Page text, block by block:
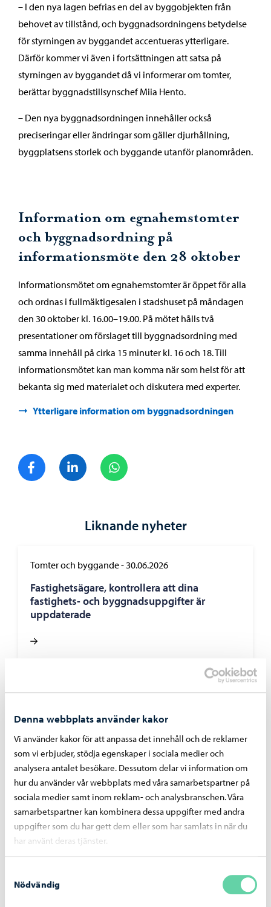
Denna webbplats använder kakor
Vi använder kakor för att anpassa det innehåll och de reklamer
som vi erbjuder, stödja egenskaper i sociala medier och
analysera antalet besökare. Dessutom delar vi information om
hur du använder vår webbplats med våra samarbetspartner på
sociala medier samt inom reklam- och analysbranschen. Våra
samarbetspartner kan kombinera dessa uppgifter med andra
uppgifter som du har gett dem eller som har samlats in när du
har använt deras tjänster.
Nödvändig
– I den nya lagen befrias en del av byggobjekten från
behovet av tillstånd, och byggnadsordningens betydelse
för styrningen av byggandet accentueras ytterligare.
Därför kommer vi även i fortsättningen att satsa på
styrningen av byggandet då vi informerar om tomter,
berättar byggnadstillsynschef Miia Hento.
– Den nya byggnadsordningen innehåller också
preciseringar eller ändringar som gäller djurhållning,
byggplatsens storlek och byggande utanför planområden.
Information om egnahemstomter
och byggnadsordning på
informationsmöte den 28 oktober
Informationsmötet om egnahemstomter är öppet för alla
och ordnas i fullmäktigesalen i stadshuset på måndagen
den 30 oktober kl. 16.00–19.00. På mötet hålls två
presentationer om förslaget till byggnadsordning med
samma innehåll på cirka 15 minuter kl. 16 och 18. Till
informationsmötet kan man komma när som helst för att
bekanta sig med materialet och diskutera med experter.
Ytterligare information om byggnadsordningen
Dela på FacebookDela på LinkedIn
Liknande nyheter
Tomter och byggande-30.06.2026
Fastighetsägare, kontrollera att dina
fastighets- och byggnadsuppgifter är
uppdaterade
Byggnadstillsynen i Borgå ger anvisningar
för att säkerställa säkerheten hos
balkongskivor
Enkät -18.02.2026